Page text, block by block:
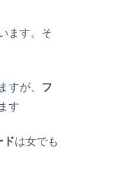
ます。そ
すが、
フ
す
ドは女でも